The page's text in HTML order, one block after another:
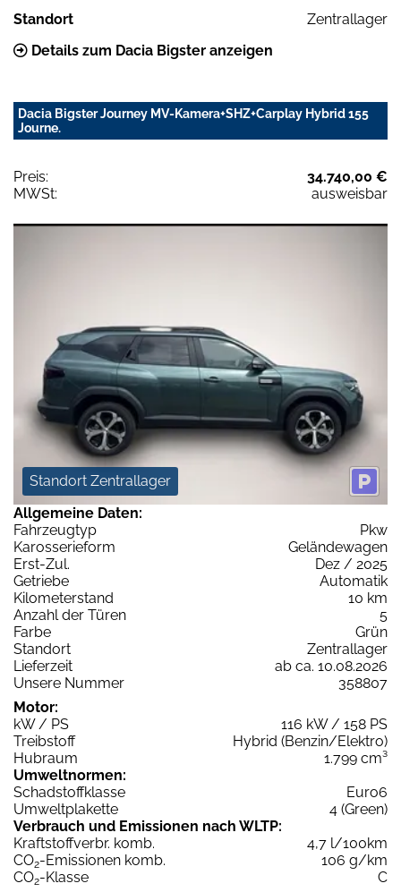
Standort
Zentrallager
Details zum Dacia Bigster anzeigen
Dacia Bigster Journey MV-Kamera+SHZ+Carplay Hybrid 155
Journe.
Preis:
34.740,00 €
MWSt:
ausweisbar
Standort Zentrallager
Allgemeine Daten:
Fahrzeugtyp
Pkw
Karosserieform
Geländewagen
Erst-Zul.
Dez / 2025
Getriebe
Automatik
Kilometerstand
10 km
Anzahl der Türen
5
Farbe
Grün
Standort
Zentrallager
Lieferzeit
ab ca. 10.08.2026
Unsere Nummer
358807
Motor:
kW / PS
116 kW / 158 PS
Treibstoff
Hybrid (Benzin/Elektro)
Hubraum
1.799 cm³
Umweltnormen:
Schadstoffklasse
Euro6
Umweltplakette
4 (Green)
Verbrauch und Emissionen nach WLTP:
Kraftstoffverbr. komb.
4,7 l/100km
CO2-Emissionen komb.
106 g/km
CO2-Klasse
C